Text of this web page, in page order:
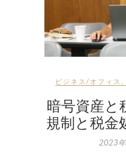
ビジネス/オフィス
暗号資産と
規制と税金
2023